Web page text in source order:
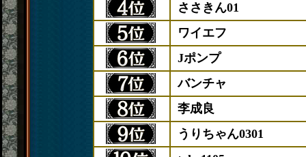
ささきん01
ワイエフ
Jポンプ
バンチャ
李成良
うりちゃん0301